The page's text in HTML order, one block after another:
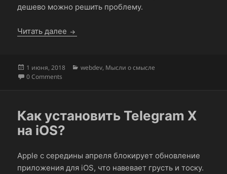
дешево можно решить проблему.
Читать далее Настройка nginx для раздачи статики и
Опубликовано
1 июня, 2018 Рубрики
webdev, Мысли о смысле
0 Comments
Как установить Telegram X
на iOS?
Apple с середины апреля блокирует обновление
приложения для iOS, что навевает грусть и тоску.